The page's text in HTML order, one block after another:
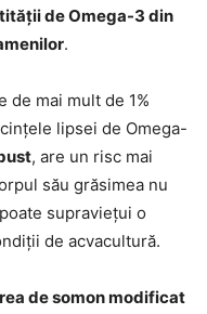
de Omega-3 din
.
de mai mult de 1%
lipsei de Omega-
, are un risc mai
său grăsimea nu
supraviețui o
de acvacultură.
de somon modificat